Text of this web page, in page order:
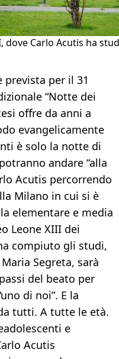
dove Carlo Acutis ha
per il 31
“Notte dei
offre da anni a
evangelicamente
è solo la notte di
andare “alla
Acutis percorrendo
Milano in cui si è
elementare e media
Leone XIII dei
compiuto gli studi,
Segreta, sarà
del beato per
di noi”. E la
tutti. A tutte le età.
e
Acutis